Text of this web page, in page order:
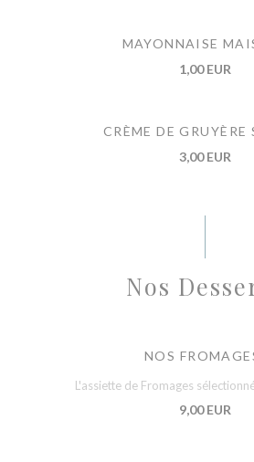
MAYONNAISE
1,00 EUR
CRÈME DE GRUYÈRE
3,00 EUR
Nos
NOS
L'assiette de Fromages
9,00 EUR